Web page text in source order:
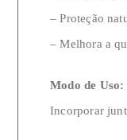
– Proteção
– Melhora a
Modo de Uso:
Incorporar